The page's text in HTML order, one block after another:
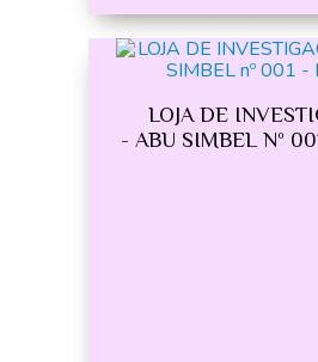
LOJA DE
- ABU SIMBEL Nº